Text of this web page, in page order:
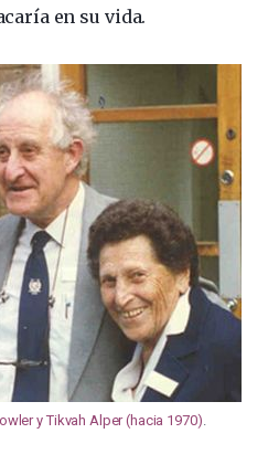
en su vida.
y Tikvah Alper (hacia 1970)